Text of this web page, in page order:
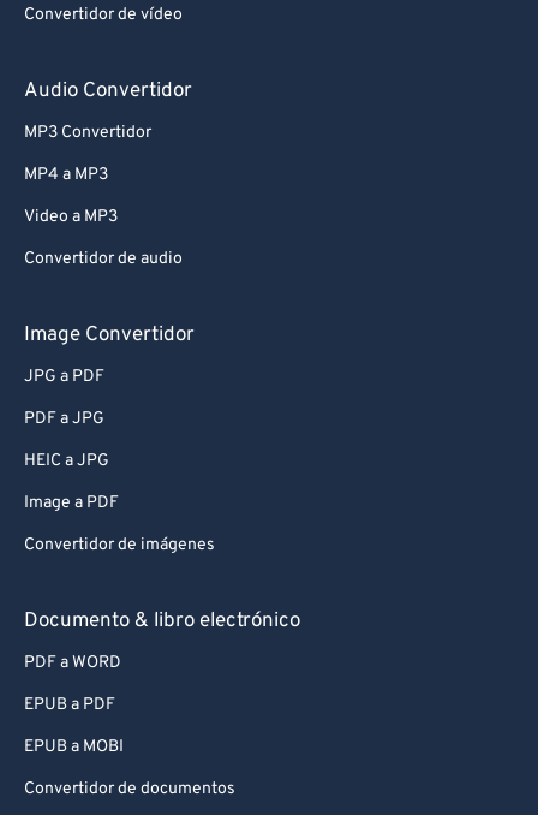
Convertidor de vídeo
Audio Convertidor
MP3 Convertidor
MP4 a MP3
Video a MP3
Convertidor de audio
Image Convertidor
JPG a PDF
PDF a JPG
HEIC a JPG
Image a PDF
Convertidor de imágenes
Documento & libro electrónico
PDF a WORD
EPUB a PDF
EPUB a MOBI
Convertidor de documentos